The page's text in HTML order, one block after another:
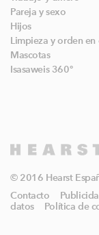
Pareja y sexo
Hijos
Limpieza y orden en
Mascotas
Isasaweis 360º
© 2016 Hearst
Contacto
datos
Política de